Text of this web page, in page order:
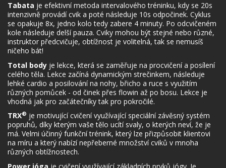
Tabata je efektivní metoda intervalového tréninku, kdy se 20s
intenzivně provádí cvik a poté následuje 10s odpočinek. Cyklus
se opakuje 8x, jedno kolo tedy zabere 4 minuty. Po odcvičeném
kole následuje delší pauza. Cviky mohou být stejné nebo různé,
instruktor předcvičuje, obtížnost je volitelná, tak se nemusíš
ničeho bát!
Total body je lekce, která se zaměřuje na procvičení a posílení
celého těla. Lekce začíná dynamickým strečinkem, následuje
lehké cardio a posilování na nohy, břicho a ruce s využitím
různých pomůcek - od činek přes flowin až po bosu. Lekce je
vhodná jak pro začátečníky tak pro pokročilé.
TRX® je motivující cvičení využívající speciální závěsný systém
popruhů, díky kterým vaše tělo ucítí svaly, o kterých neví, že je
má. Velmi účinný funkční trénink, který lze přizpůsobit klientovi
na míru a který nabízí nepřeberné množství cviků v mnoha
různých obtížnostech.
Power jóga je cvičení využívající základních prvků jógy. Je